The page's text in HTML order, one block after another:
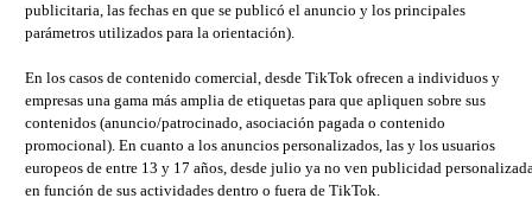
publicitaria, las fechas en que se publicó el anuncio y los principales
parámetros utilizados para la orientación).
En los casos de contenido comercial, desde TikTok ofrecen a individuos y
empresas una gama más amplia de etiquetas para que apliquen sobre sus
contenidos (anuncio/patrocinado, asociación pagada o contenido
promocional). En cuanto a los anuncios personalizados, las y los usuarios
europeos de entre 13 y 17 años, desde julio ya no ven publicidad
en función de sus actividades dentro o fuera de TikTok.